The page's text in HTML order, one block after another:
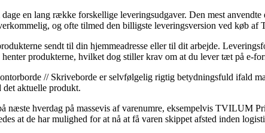
en lang række forskellige leveringsudgaver. Den mest
og ofte tilmed den billigste leveringsversion ved køb
sendt til din hjemmeadresse eller til dit arbejde.
produkterne, hvilket dog stiller krav om at du lever tæt på e-
// Skriveborde er selvfølgelig rigtig betydningsfuld ifald
det aktuelle produkt.
næste hverdag på massevis af varenumre, eksempelvis TVILUM
at de har mulighed for at nå at få varen skippet afsted inden